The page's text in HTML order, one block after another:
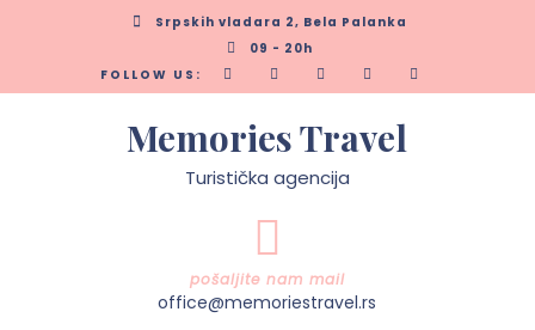
Srpskih vladara 2, Bela Palanka
09 - 20h
FOLLOW US:
Memories Travel
Turistička agencija
pošaljite nam mail
office@memoriestravel.rs